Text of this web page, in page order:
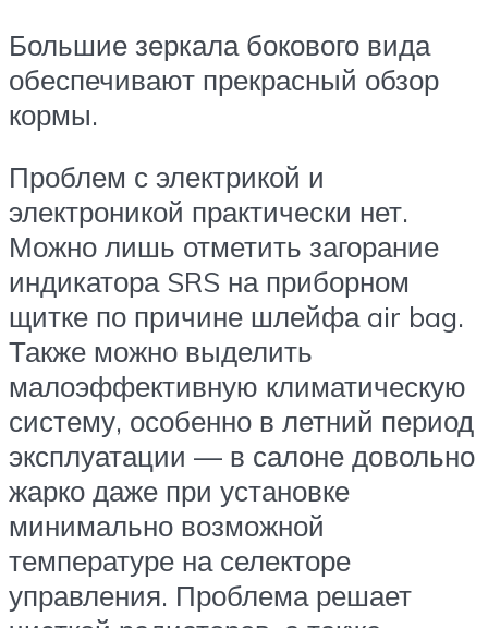
Большие зеркала бокового вида
обеспечивают прекрасный обзор
кормы.
Проблем с электрикой и
электроникой практически нет.
Можно лишь отметить загорание
индикатора SRS на приборном
щитке по причине шлейфа air bag.
Также можно выделить
малоэффективную климатическую
систему, особенно в летний период
эксплуатации — в салоне довольно
жарко даже при установке
минимально возможной
температуре на селекторе
управления. Проблема решает